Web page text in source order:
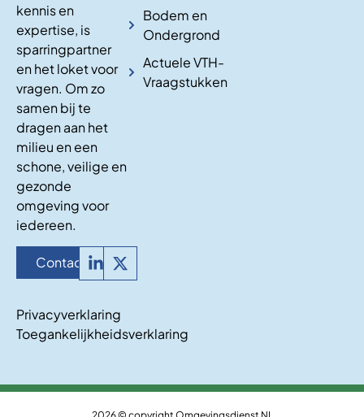
kennis en
expertise, is
sparringpartner
en het loket voor
vragen. Om zo
samen bij te
dragen aan het
milieu en een
schone, veilige en
gezonde
omgeving voor
iedereen.
Contact
Bodem en
Ondergrond
Actuele VTH-
Vraagstukken
Privacyverklaring
Toegankelijkheidsverklaring